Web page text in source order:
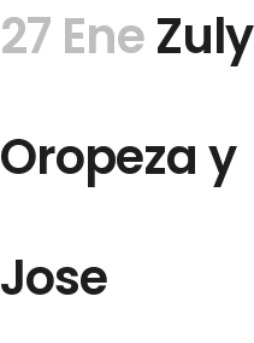
27 EneZuly
Oropeza y
Jose